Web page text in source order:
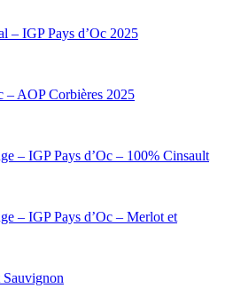
– IGP Pays d’Oc 2025
– AOP Corbières 2025
– IGP Pays d’Oc – 100% Cinsault
– IGP Pays d’Oc – Merlot et
Sauvignon